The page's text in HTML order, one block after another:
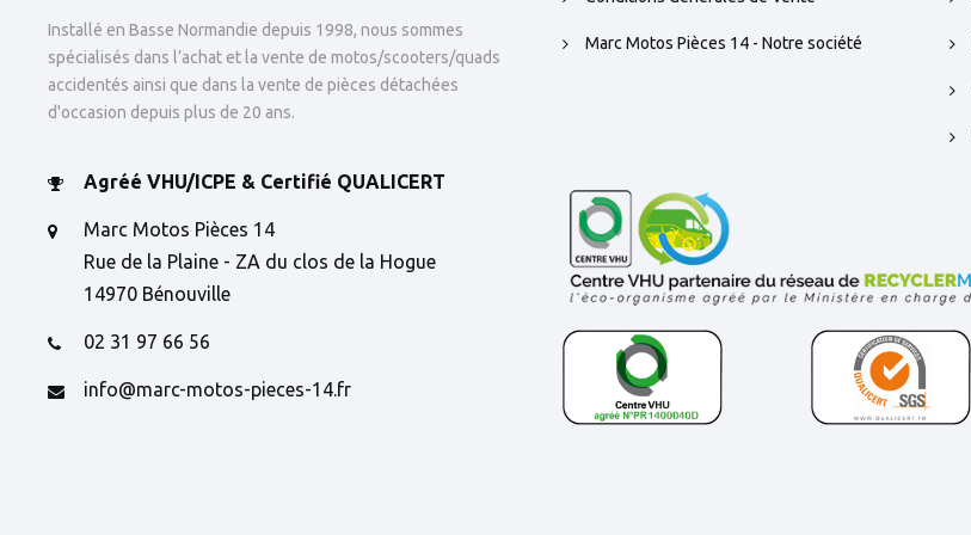
Installé en Basse Normandie depuis 1998, nous sommes
spécialisés dans l’achat et la vente de motos/scooters/quads
accidentés ainsi que dans la vente de pièces détachées
d'occasion depuis plus de 20 ans.
Agréé VHU/ICPE & Certifié QUALICERT
Marc Motos Pièces 14
Rue de la Plaine - ZA du clos de la Hogue
14970 Bénouville
02 31 97 66 56
info@marc-motos-pieces-14.fr
Marc Motos Pièces 14 - Notre société